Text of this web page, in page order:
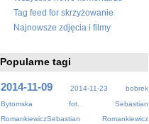
Tag feed for skrzyżowanie
Najnowsze zdjęcia i filmy
Popularne tagi
2014-11-09 2014-11-23
bobrek
Bytomska
fot. Sebastian
RomankiewiczSebastian Romankiewicz